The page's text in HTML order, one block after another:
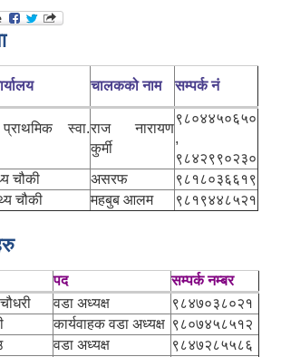
चालकको नाम सम्पर्क नं
स्वा.राज नारायण
कुर्मी
९८०४४५०६५०
,
९८४२९९०२३०
चौकी असरफ
९८१८०३६६१९
चौकी महबुब आलम ९८१९४४८५२१
पद
सम्पर्क नम्बर
वडा अध्यक्ष
९८४७०३८०२१
कार्यवाहक वडा अध्यक्ष ९८०७४५८५१२
वडा अध्यक्ष
९८४७२८५५८६